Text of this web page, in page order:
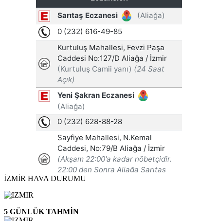
İZMİR HAVA DURUMU
5 GÜNLÜK TAHMİN